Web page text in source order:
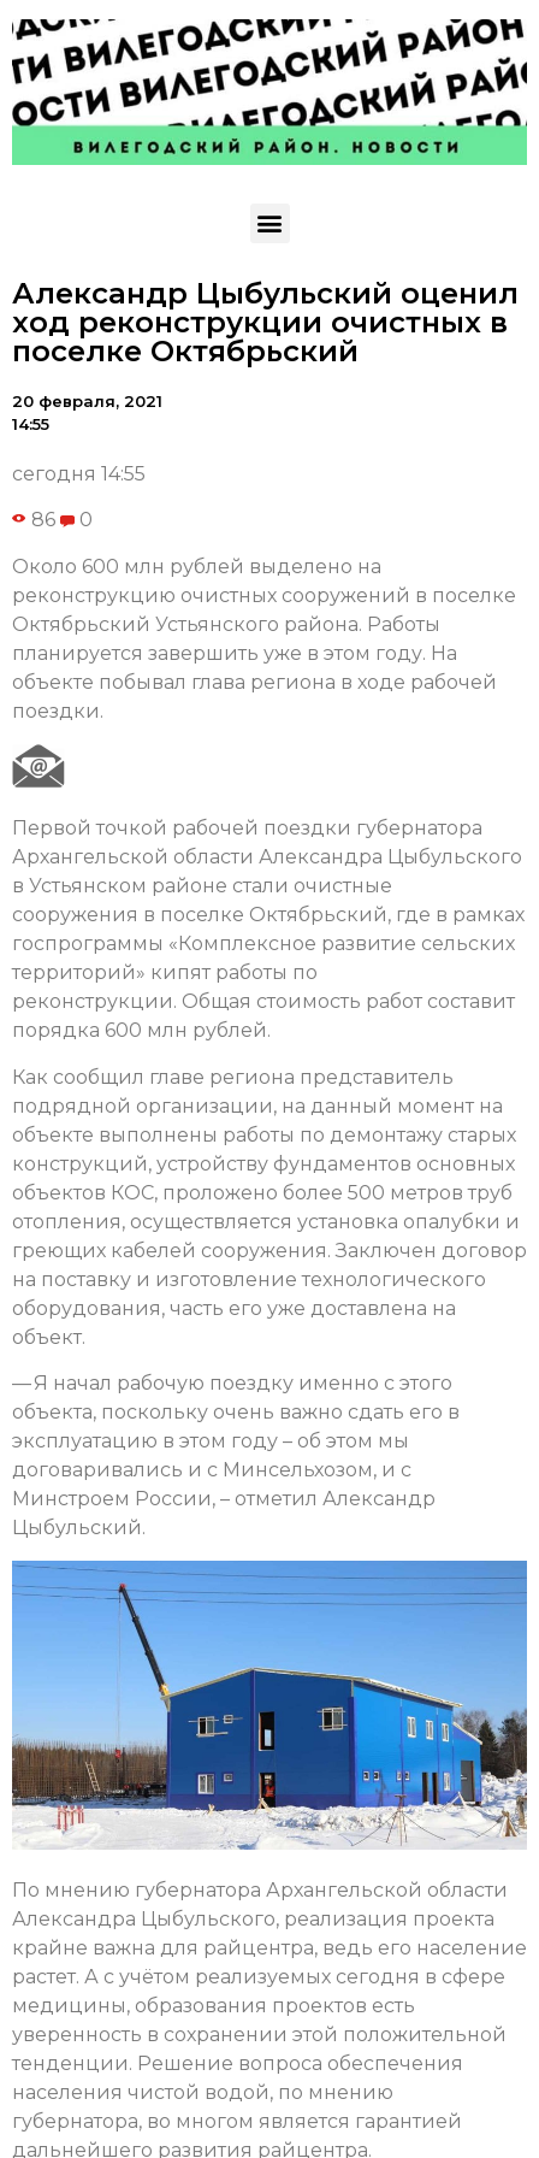
Александр Цыбульский оценил
ход реконструкции очистных в
поселке Октябрьский
20 февраля, 2021
14:55
сегодня 14:55
86 0
Около 600 млн рублей выделено на
реконструкцию очистных сооружений в поселке
Октябрьский Устьянского района. Работы
планируется завершить уже в этом году. На
объекте побывал глава региона в ходе рабочей
поездки.
Первой точкой рабочей поездки губернатора
Архангельской области Александра Цыбульского
в Устьянском районе стали очистные
сооружения в поселке Октябрьский, где в рамках
госпрограммы «Комплексное развитие сельских
территорий» кипят работы по
реконструкции. Общая стоимость работ составит
порядка 600 млн рублей.
Как сообщил главе региона представитель
подрядной организации, на данный момент на
объекте выполнены работы по демонтажу старых
конструкций, устройству фундаментов основных
объектов КОС, проложено более 500 метров труб
отопления, осуществляется установка опалубки и
греющих кабелей сооружения. Заключен договор
на поставку и изготовление технологического
оборудования, часть его уже доставлена на
объект.
— Я начал рабочую поездку именно с этого
объекта, поскольку очень важно сдать его в
эксплуатацию в этом году – об этом мы
договаривались и с Минсельхозом, и с
Минстроем России, – отметил Александр
Цыбульский.
По мнению губернатора Архангельской области
Александра Цыбульского, реализация проекта
крайне важна для райцентра, ведь его население
растет. А с учётом реализуемых сегодня в сфере
медицины, образования проектов есть
уверенность в сохранении этой положительной
тенденции. Решение вопроса обеспечения
населения чистой водой, по мнению
губернатора, во многом является гарантией
дальнейшего развития райцентра.